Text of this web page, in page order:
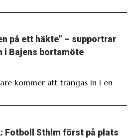
på ett häkte” – supportrar
i Bajens bortamöte
kommer att trängas in i en
Fotboll Sthlm först på plats